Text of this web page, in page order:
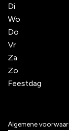
Di
Wo
Do
Vr
Za
Zo
Feestdag
Algemene